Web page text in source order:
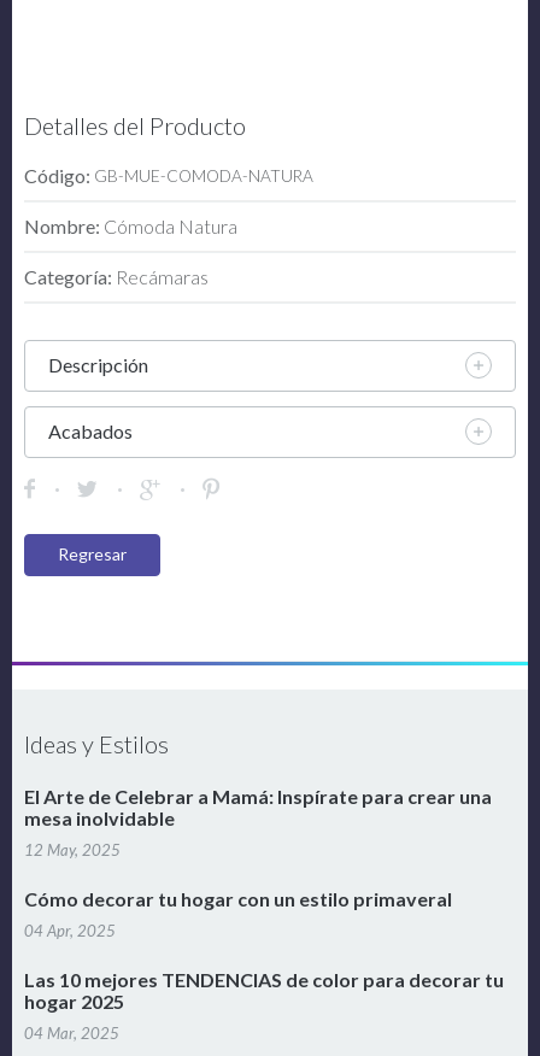
Detalles del Producto
Código: GB-MUE-COMODA-NATURA
Nombre: Cómoda Natura
Categoría: Recámaras
Descripción
Acabados
Regresar
Ideas y Estilos
El Arte de Celebrar a Mamá: Inspírate para crear una
mesa inolvidable
12 May, 2025
Cómo decorar tu hogar con un estilo primaveral
04 Apr, 2025
Las 10 mejores TENDENCIAS de color para decorar tu
hogar 2025
04 Mar, 2025